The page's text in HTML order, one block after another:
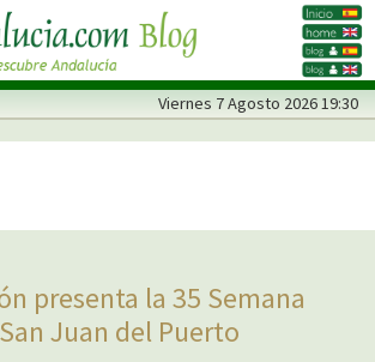
Viernes 7 Agosto 2026 19:30
presenta la 35 Semana
Juan del Puerto